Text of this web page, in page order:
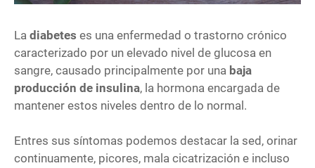
La diabetes es una enfermedad o trastorno crónico
caracterizado por un elevado nivel de glucosa en
sangre, causado principalmente por una baja
producción de insulina, la hormona encargada de
mantener estos niveles dentro de lo normal.
Entres sus síntomas podemos destacar la sed, orinar
continuamente, picores, mala cicatrización e incluso